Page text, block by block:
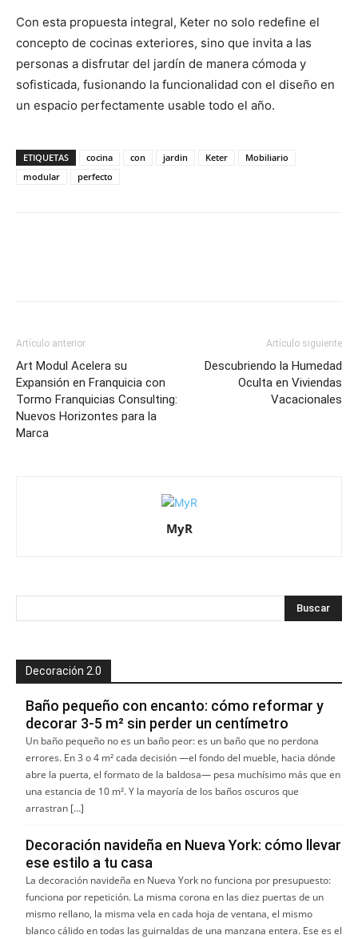
Con esta propuesta integral, Keter no solo redefine el
concepto de cocinas exteriores, sino que invita a las
personas a disfrutar del jardín de manera cómoda y
sofisticada, fusionando la funcionalidad con el diseño en
un espacio perfectamente usable todo el año.
ETIQUETAS cocina con jardin Keter
Mobiliario
modular
perfecto
Artículo anterior
Art Modul Acelera su
Expansión en Franquicia con
Tormo Franquicias Consulting:
Nuevos Horizontes para la
Marca
Artículo siguiente
Descubriendo la Humedad
Oculta en Viviendas
Vacacionales
MyR
Decoración 2.0
Baño pequeño con encanto: cómo reformar y
decorar 3-5 m² sin perder un centímetro
Un baño pequeño no es un baño peor: es un baño que no perdona
errores. En 3 o 4 m² cada decisión —el fondo del mueble, hacia dónde
abre la puerta, el formato de la baldosa— pesa muchísimo más que en
una estancia de 10 m². Y la mayoría de los baños oscuros que
arrastran […]
Decoración navideña en Nueva York: cómo llevar
ese estilo a tu casa
La decoración navideña en Nueva York no funciona por presupuesto:
funciona por repetición. La misma corona en las diez puertas de un
mismo rellano, la misma vela en cada hoja de ventana, el mismo
blanco cálido en todas las guirnaldas de una manzana entera. Ese es el